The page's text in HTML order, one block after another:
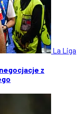
La Liga
z